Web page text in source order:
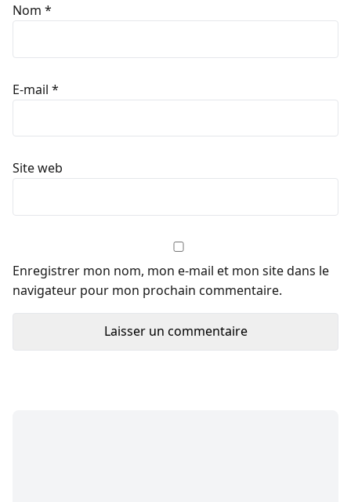
Nom *
E-mail *
Site web
Enregistrer mon nom, mon e-mail et mon site dans le
navigateur pour mon prochain commentaire.